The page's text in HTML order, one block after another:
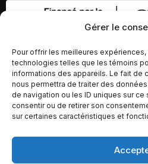
Gérer le
Pour offrir les meilleures
technologies telles que les témoins
informations des appareils. Le fait de
nous permettra de traiter des
de navigation ou les ID uniques sur ce
consentir ou de retirer son
sur certaines caractéristiques et
© Copyright 2026 – Altomédia Inc |